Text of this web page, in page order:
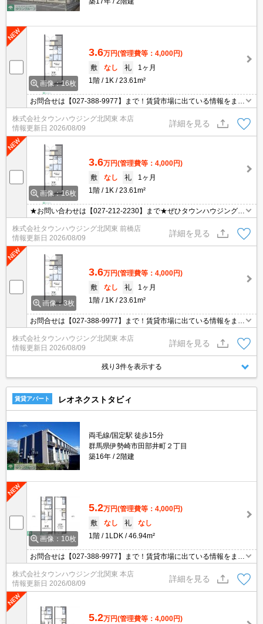
画像：16枚
3.6万円(管理費等：4,000円)
敷
なし 礼
1ヶ月
1階
1K 23.61m²
お問合せは【027-388-9977】まで！賃貸市場に出ている情報をまと
認くださいませ♪
株式会社タウンハウジング北関東 本店
情報更新日 2026/08/09
詳細を見る
画像：16枚
3.6万円(管理費等：4,000円)
敷
なし 礼
1ヶ月
1階
1K 23.61m²
★お問い合わせは【027-212-2230】まで★ぜひタウンハウジング前
株式会社タウンハウジング北関東 前橋店
情報更新日 2026/08/09
詳細を見る
画像：3枚
3.6万円(管理費等：4,000円)
敷
なし 礼
1ヶ月
1階
1K 23.61m²
お問合せは【027-388-9977】まで！賃貸市場に出ている情報をまと
認くださいませ♪
株式会社タウンハウジング北関東 本店
情報更新日 2026/08/09
詳細を見る
残り3件を表示する
賃貸アパート レオネクストタビィ
両毛線/国定駅 徒歩15分
群馬県伊勢崎市田部井町２丁目
築16年
2階建
画像：10枚
5.2万円(管理費等：4,000円)
敷
なし 礼
なし
1階
1LDK 46.94m²
お問合せは【027-388-9977】まで！賃貸市場に出ている情報をまと
認くださいませ♪
株式会社タウンハウジング北関東 本店
情報更新日 2026/08/09
詳細を見る
5.2万円(管理費等：4,000円)